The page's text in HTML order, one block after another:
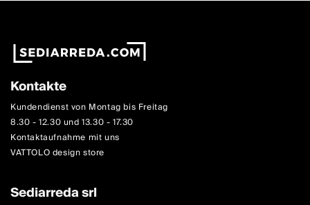
Kontakte
Kundendienst von Montag bis Freitag
8.30 - 12.30 und 13.30 - 17.30
Kontaktaufnahme mit uns
VATTOLO design store
Sediarreda srl